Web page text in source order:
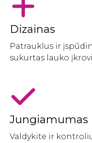
Dizainas
Patrauklus ir
sukurtas lauko
Jungiamumas
Valdykite ir